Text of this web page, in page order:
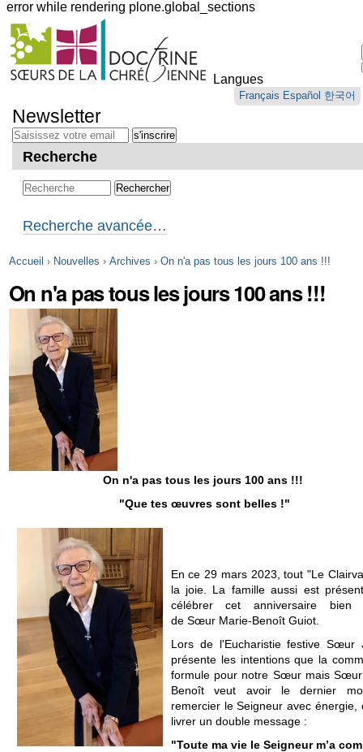
error while rendering plone.global_sections
Outils
personnels
Langues
Français Español 한국어
au
contenu.
Aller
navigation
Newsletter
Recherche
Recherche avancée…
Accueil › Nouvelles › Archives › On n'a pas tous les jours 100 ans !!!
On n'a pas tous les jours 100 ans !!!
On n'a pas tous les jours 100 ans !!!
"Que tes œuvres sont belles !"
En ce 29 mars 2023, tout "Le
la joie. La famille aussi est
célébrer cet anniversaire bien
de Sœur Marie-Benoît Guiot.
Lors de l'Eucharistie festive Sœur
présente les intentions que la
formule pour notre Sœur mais
Benoît veut avoir le dernier
remercier le Seigneur avec énergie,
livrer un double message :
"Toute ma vie le Seigneur m’a